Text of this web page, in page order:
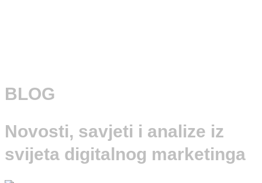
BLOG
Novosti, savjeti i analize iz
svijeta digitalnog marketinga